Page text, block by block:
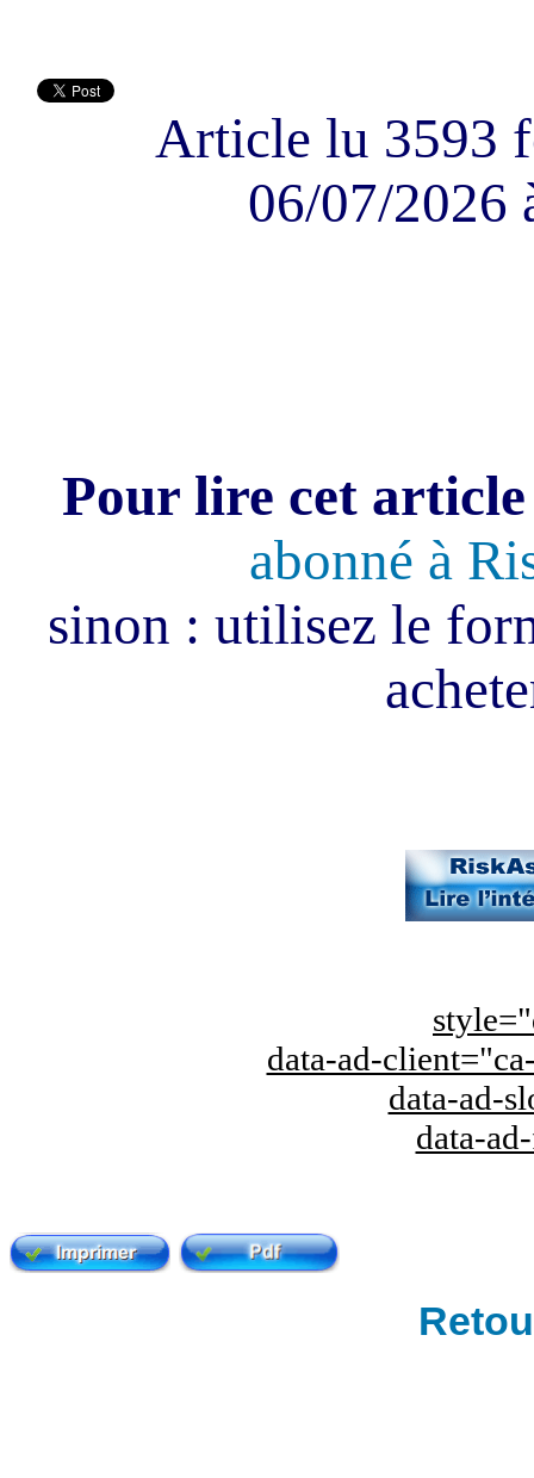
Article lu 3593
06/07/2026
Pour lire cet
abonné à
sinon : utilisez le
data-ad-
data-ad-
data-